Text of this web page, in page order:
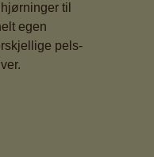
til
egen
pels-